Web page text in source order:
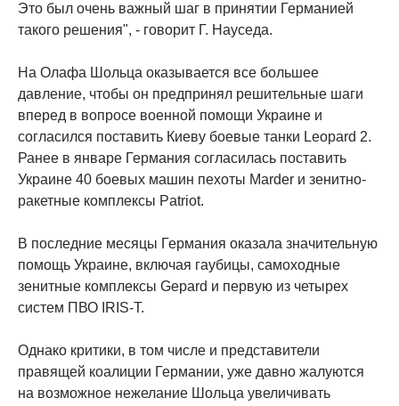
Это был очень важный шаг в принятии Германией
такого решения", - говорит Г. Науседа.
На Олафа Шольца оказывается все большее
давление, чтобы он предпринял решительные шаги
вперед в вопросе военной помощи Украине и
согласился поставить Киеву боевые танки Leopard 2.
Ранее в январе Германия согласилась поставить
Украине 40 боевых машин пехоты Marder и зенитно-
ракетные комплексы Patriot.
В последние месяцы Германия оказала значительную
помощь Украине, включая гаубицы, самоходные
зенитные комплексы Gepard и первую из четырех
систем ПВО IRIS-T.
Однако критики, в том числе и представители
правящей коалиции Германии, уже давно жалуются
на возможное нежелание Шольца увеличивать